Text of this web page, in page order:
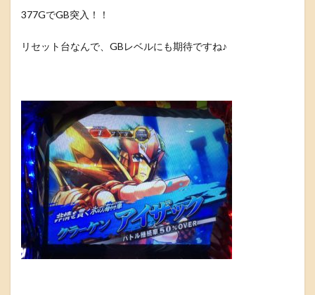
377GでGB突入！！
リセット台なんで、GBレベルにも期待ですね♪